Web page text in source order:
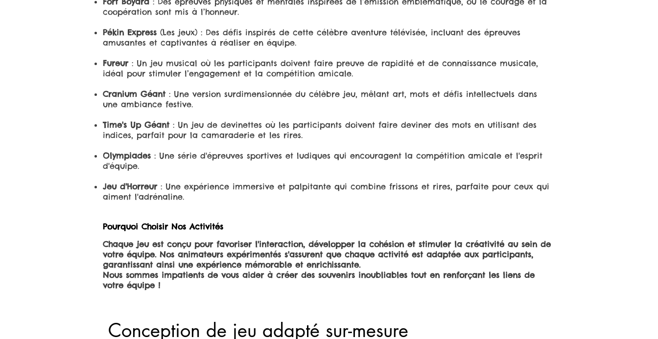
coopération sont mis à l’honneur.
Pékin Express (Les jeux) : Des défis inspirés de cette célèbre aventure télévisée, incluant des épreuves
amusantes et captivantes à réaliser en équipe.
Fureur : Un jeu musical où les participants doivent faire preuve de rapidité et de connaissance musicale,
idéal pour stimuler l’engagement et la compétition amicale.
Cranium Géant : Une version surdimensionnée du célèbre jeu, mêlant art, mots et défis intellectuels dans
une ambiance festive.
Time's Up Géant : Un jeu de devinettes où les participants doivent faire deviner des mots en utilisant des
indices, parfait pour la camaraderie et les rires.
Olympiades : Une série d'épreuves sportives et ludiques qui encouragent la compétition amicale et l'esprit
d'équipe.
Jeu d'Horreur: Une expérience immersive et palpitante qui combine frissons et rires, parfaite pour ceux qui
aiment l'adrénaline.
Pourquoi Choisir Nos Activités
Chaque jeu est conçu pour favoriser l'interaction, développer la cohésion et stimuler la créativité au sein de
votre équipe. Nos animateurs expérimentés s'assurent que chaque activité est adaptée aux participants,
garantissant ainsi une expérience mémorable et enrichissante.
Nous sommes impatients de vous aider à créer des souvenirs inoubliables tout en renforçant les liens de
votre équipe !
Conception de jeu adapté sur-mesure